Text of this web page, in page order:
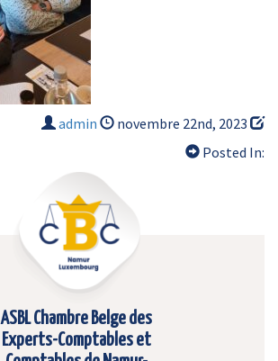
admin
novembre 22nd, 2023
Posted In:
ASBL Chambre Belge des
Experts-Comptables et